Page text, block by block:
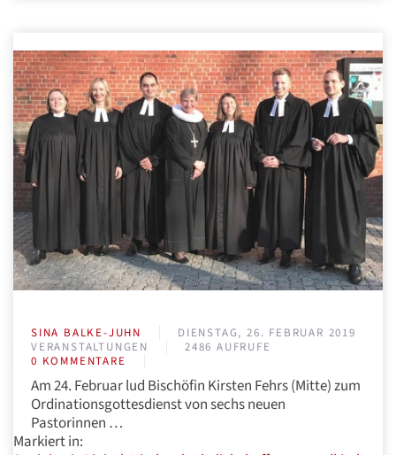
SINA BALKE-JUHN
DIENSTAG, 26. FEBRUAR 2019
VERANSTALTUNGEN
2486 AUFRUFE
0 KOMMENTARE
Am 24. Februar lud Bischöfin Kirsten Fehrs (Mitte) zum
Ordinationsgottesdienst von sechs neuen
Pastorinnen …
Markiert in: